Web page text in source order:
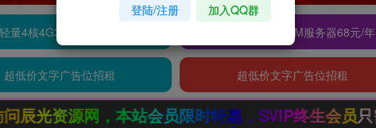
量4核4G3M服务器38元/年 阿里云2核2G200M服务器68元/年
超低价文字广告位招租 超低价文字广告位招租
员限时特惠，SVIP终生会员只需99元
登陆/注册 加入QQ群